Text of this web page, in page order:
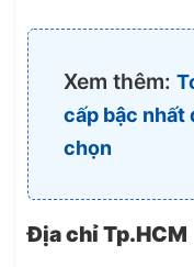
Xem thêm:
cấp bậc nhất
chọn
Địa chỉ Tp.HCM